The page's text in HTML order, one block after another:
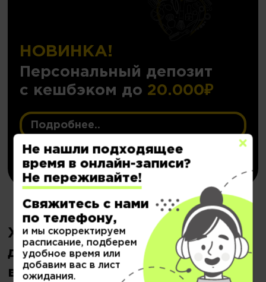
НОВИНКА!
Персональный депозит
с кешбэком до 20.000₽
Подробнее..
Купить
Хотите сделать укладка на
длинные волосы, короткие и
волос средней длины для
Не нашли подходящее
время в онлайн-записи?
Не переживайте!
Свяжитесь с нами
по телефону,
и мы скорректируем
расписание, подберем
удобное время или
добавим вас в лист
ожидания.